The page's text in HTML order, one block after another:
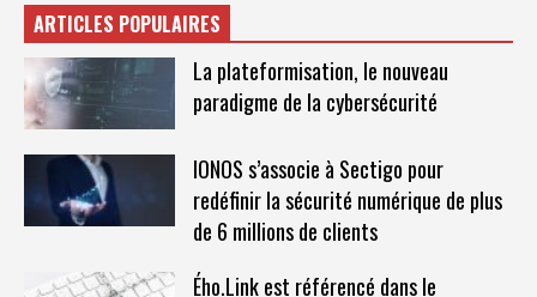
ARTICLES POPULAIRES
La plateformisation, le nouveau
paradigme de la cybersécurité
IONOS s’associe à Sectigo pour
redéfinir la sécurité numérique de plus
de 6 millions de clients
Ého.Link est référencé dans le